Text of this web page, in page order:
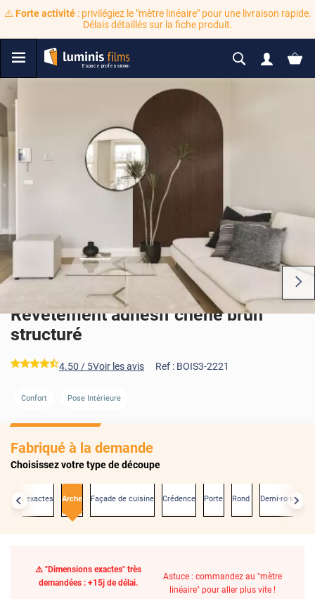
⚠️ Forte activité: privilégiez le "mètre linéaire" pour une livraison rapide.
Délais détaillés sur la fiche produit.
Revêtement adhésif chêne brun
structuré
*****
4.50 / 5Voir les avis Ref : BOIS3-2221
Confort Pose Intérieure
Fabriqué à la demande
Choisissez votre type de découpe
exactes Arche Façade de cuisine Crédence Porte Rond Demi-rond
⚠️ "Dimensions exactes" très
demandées : +15j de délai.
Astuce : commandez au "mètre
linéaire" pour aller plus vite !